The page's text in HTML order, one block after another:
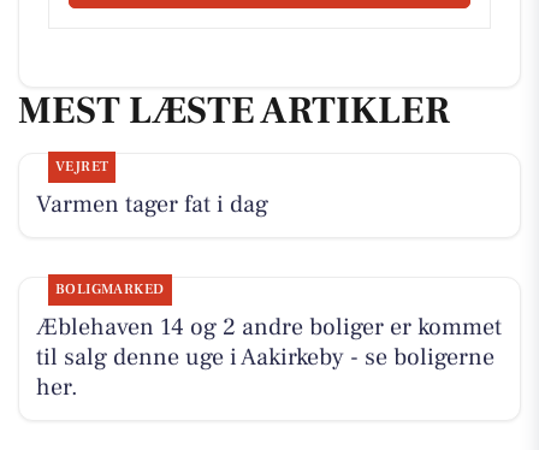
MEST LÆSTE ARTIKLER
VEJRET
Varmen tager fat i dag
BOLIGMARKED
Æblehaven 14 og 2 andre boliger er kommet
til salg denne uge i Aakirkeby - se boligerne
her.